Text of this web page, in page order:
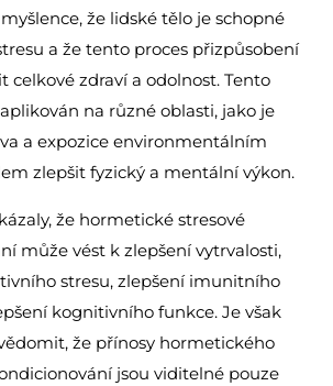
že lidské tělo je schopné
a že tento proces přizpůsobení
celkové zdraví a odolnost. Tento
na různé oblasti, jako je
a expozice environmentálním
zlepšit fyzický a mentální výkon.
že hormetické stresové
může vést k zlepšení vytrvalosti,
stresu, zlepšení imunitního
kognitivního funkce. Je však
že přínosy hormetického
jsou viditelné pouze